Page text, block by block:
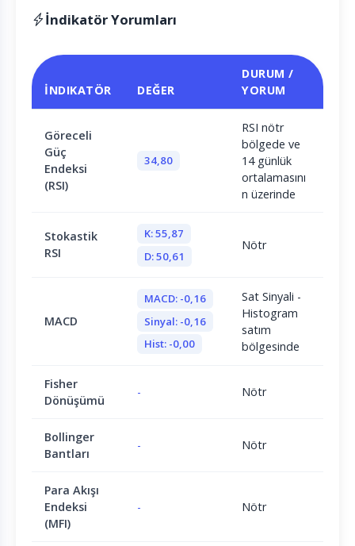
İndikatör Yorumları
İNDIKATÖR DEĞER
DURUM /
YORUM
Göreceli
Güç
Endeksi
(RSI)
34,80
RSI nötr
bölgede ve
14 günlük
ortalamasını
n üzerinde
Stokastik
RSI
K: 55,87
D: 50,61
Nötr
MACD
MACD: -0,16
Sinyal: -0,16
Hist: -0,00
Sat Sinyali -
Histogram
satım
bölgesinde
Fisher
Dönüşümü
- Nötr
Bollinger
Bantları
- Nötr
Para Akışı
Endeksi
(MFI)
- Nötr